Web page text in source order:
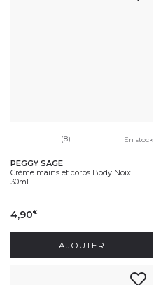
(8) En stock
PEGGY SAGE
Crème mains et corps Body Noix...
30ml
4,90€
AJOUTER